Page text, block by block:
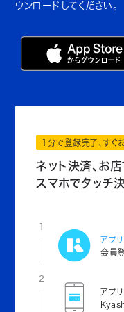
ウンロードしてください。
1分で登録完了、すぐ
ネット決済、お
スマホでタッチ
1
アプ
会員
2
アプ